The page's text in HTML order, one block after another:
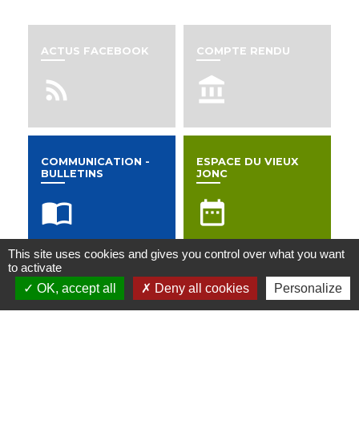
ACTUS FACEBOOK
rss_feed
COMPTE RENDU
account_balance
COMMUNICATION -
BULLETINS
import_contacts
ESPACE DU VIEUX
JONC
date_range
SALLE DU CENTRE
This site uses cookies and gives you control over what you want
to activate
OK, accept all
Deny all cookies Personalize